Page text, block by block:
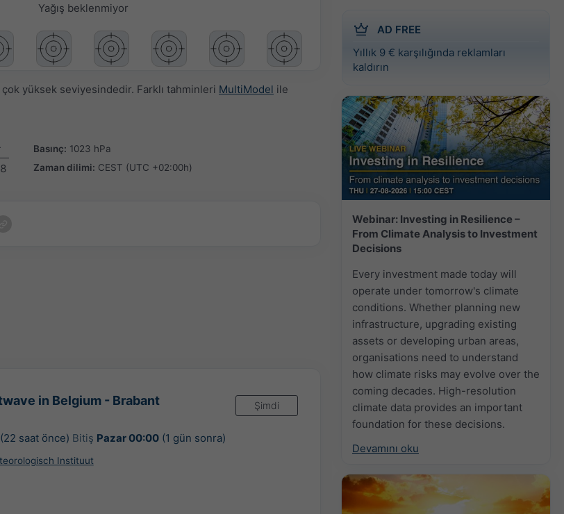
AD FREE
Yıllık 9 € karşılığında reklamları
kaldırın
Webinar: Investing in Resilience –
From Climate Analysis to Investment
Decisions
Every investment made today will
operate under tomorrow's climate
conditions. Whether planning new
infrastructure, upgrading existing
assets or developing urban areas,
organisations need to understand
how climate risks may evolve over the
coming decades. High-resolution
climate data provides an important
foundation for these decisions.
Devamını oku
Yağış beklenmiyor
yüksek seviyesindedir. Farklı tahminleri MultiModel ile
Basınç: 1023 hPa
Zaman dilimi: CEST (UTC +02:00h)
in Belgium - Brabant Şimdi
(22 saat önce) Bitiş Pazar 00:00(1 gün sonra)
Instituut